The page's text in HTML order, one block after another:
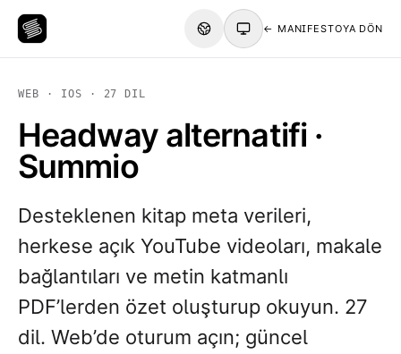
← MANIFESTOYA DÖN
WEB · IOS · 27 DIL
Headway alternatifi ·
Summio
Desteklenen kitap meta verileri,
herkese açık YouTube videoları, makale
bağlantıları ve metin katmanlı
PDF’lerden özet oluşturup okuyun. 27
dil. Web’de oturum açın; güncel